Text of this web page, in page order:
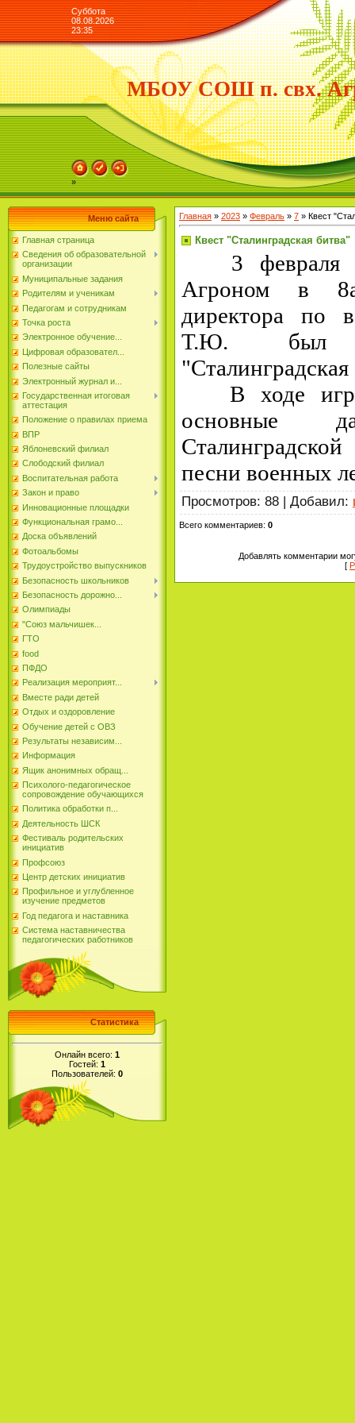
Суббота
08.08.2026
23:35
МБОУ СОШ п. свх.
»
Меню сайта
Главная страница
Сведения об образовательной
организации
Муниципальные задания
Родителям и ученикам
Педагогам и сотрудникам
Точка роста
Электронное обучение...
Цифровая образовател...
Полезные сайты
Электронный журнал и...
Государственная итоговая
аттестация
Положение о правилах приема
ВПР
Яблоневский филиал
Слободский филиал
Воспитательная работа
Закон и право
Инновационные площадки
Функциональная грамо...
Доска объявлений
Фотоальбомы
Трудоустройство выпускников
Безопасность школьников
Безопасность дорожно...
Олимпиады
"Союз мальчишек...
ГТО
food
ПФДО
Реализация мероприят...
Вместе ради детей
Отдых и оздоровление
Обучение детей с ОВЗ
Результаты независим...
Информация
Ящик анонимных обращ...
Психолого-педагогическое
сопровождение обучающихся
Политика обработки п...
Деятельность ШСК
Фестиваль родительских
инициатив
Профсоюз
Центр детских инициатив
Профильное и углубленное
изучение предметов
Год педагога и наставника
Система наставничества
педагогических работников
Статистика
Онлайн всего: 1
Гостей: 1
Пользователей: 0
Главная » 2023 » Февраль » 7 » Квест
Квест "Сталинградская битва"
3 февраля
Агроном в 8а
директора по
Т.Ю. был
В ходе игры
основные
песни военных
Просмотров: 88 | Добавил:
Всего комментариев: 0
Добавлять комментарии
[